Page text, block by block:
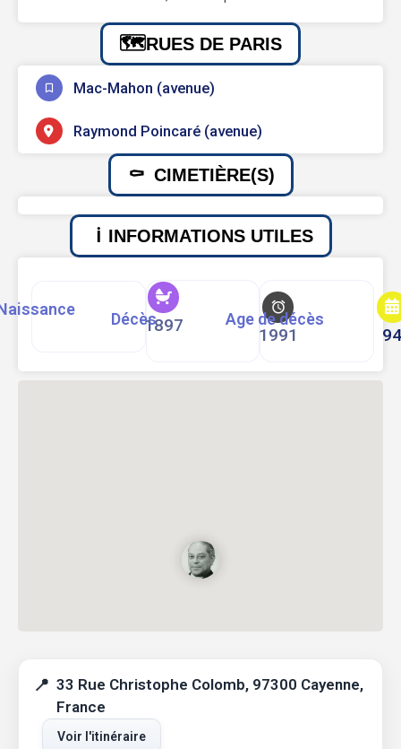
RUES DE PARIS
Mac-Mahon (avenue)
Raymond Poincaré (avenue)
CIMETIÈRE(S)
INFORMATIONS UTILES
1897
Décès
1991
Age de décès
33 Rue Christophe Colomb, 97300 Cayenne,
France
Voir l'itinéraire